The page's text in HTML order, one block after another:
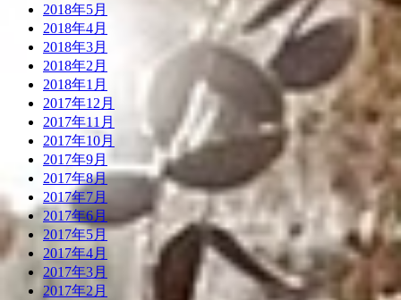
2018年5月
2018年4月
2018年3月
2018年2月
2018年1月
2017年12月
2017年11月
2017年10月
2017年9月
2017年8月
2017年7月
2017年6月
2017年5月
2017年4月
2017年3月
2017年2月